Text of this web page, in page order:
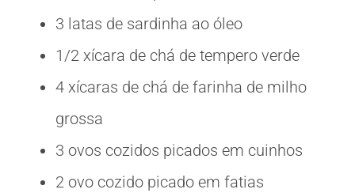
3 latas de sardinha ao óleo
1/2 xícara de chá de tempero verde
4 xícaras de chá de farinha de milho
grossa
3 ovos cozidos picados em cuinhos
2 ovo cozido picado em fatias